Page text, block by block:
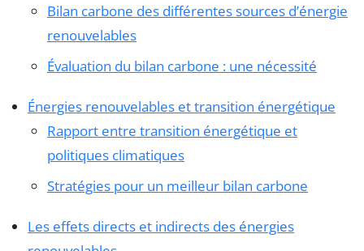
Bilan carbone des différentes sources d’énergie
renouvelables
Évaluation du bilan carbone : une nécessité
Énergies renouvelables et transition énergétique
Rapport entre transition énergétique et
politiques climatiques
Stratégies pour un meilleur bilan carbone
Les effets directs et indirects des énergies